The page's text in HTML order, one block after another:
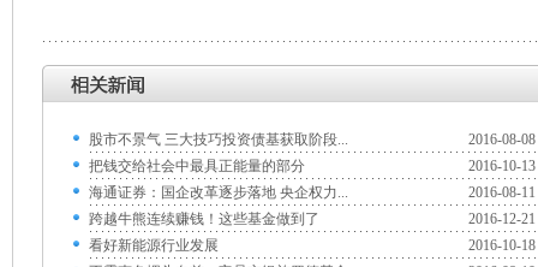
2016-08-08
股市不景气 三大技巧投资债基获取阶段...
2016-10-13
把钱交给社会中最具正能量的部分
2016-08-11
海通证券：国企改革逐步落地 央企权力...
2016-12-21
跨越牛熊连续赚钱！这些基金做到了
2016-10-18
看好新能源行业发展